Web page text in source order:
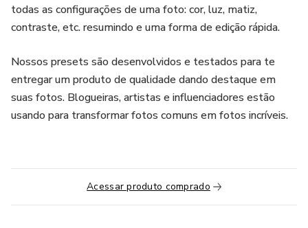
todas as configurações de uma foto: cor, luz, matiz,
contraste, etc. resumindo e uma forma de edição rápida.
Nossos presets são desenvolvidos e testados para te
entregar um produto de qualidade dando destaque em
suas fotos. Blogueiras, artistas e influenciadores estão
usando para transformar fotos comuns em fotos incríveis.
Acessar produto comprado